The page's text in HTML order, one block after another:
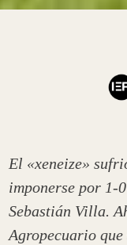
El «xeneize»
imponerse por 1-
Sebastián Villa.
Agropecuario